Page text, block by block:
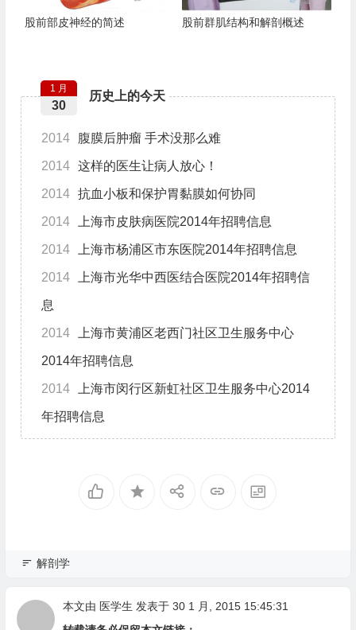
股前部皮神经的简述 股前群肌结构和解剖概述
历史上的今天
1 月
30
2014 腹膜后肿瘤 手术没那么难
2014 这样的医生让病人放心！
2014 抗血小板和保护胃黏膜如何协同
2014 上海市皮肤病医院2014年招聘信息
2014 上海市杨浦区市东医院2014年招聘信息
2014 上海市光华中西医结合医院2014年招聘信
息
2014 上海市黄浦区老西门社区卫生服务中心
2014年招聘信息
2014 上海市闵行区新虹社区卫生服务中心2014
年招聘信息
解剖学
本文由 医学生 发表于 30 1 月, 2015 15:45:31